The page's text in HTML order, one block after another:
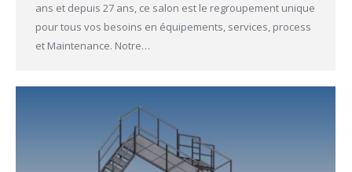
ans et depuis 27 ans, ce salon est le regroupement unique
pour tous vos besoins en équipements, services, process
et Maintenance. Notre…